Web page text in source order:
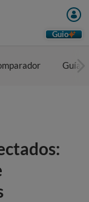
Guio
Guía